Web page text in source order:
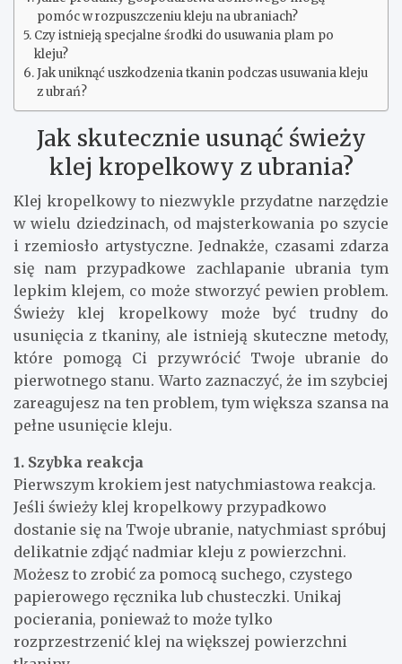
pomóc w rozpuszczeniu kleju na ubraniach?
Czy istnieją specjalne środki do usuwania plam po
kleju?
Jak uniknąć uszkodzenia tkanin podczas usuwania kleju
z ubrań?
Jak skutecznie usunąć świeży
klej kropelkowy z ubrania?
Klej kropelkowy to niezwykle przydatne narzędzie
w wielu dziedzinach, od majsterkowania po szycie
i rzemiosło artystyczne. Jednakże, czasami zdarza
się nam przypadkowe zachlapanie ubrania tym
lepkim klejem, co może stworzyć pewien problem.
Świeży klej kropelkowy może być trudny do
usunięcia z tkaniny, ale istnieją skuteczne metody,
które pomogą Ci przywrócić Twoje ubranie do
pierwotnego stanu. Warto zaznaczyć, że im szybciej
zareagujesz na ten problem, tym większa szansa na
pełne usunięcie kleju.
1. Szybka reakcja
Pierwszym krokiem jest natychmiastowa reakcja.
Jeśli świeży klej kropelkowy przypadkowo
dostanie się na Twoje ubranie, natychmiast spróbuj
delikatnie zdjąć nadmiar kleju z powierzchni.
Możesz to zrobić za pomocą suchego, czystego
papierowego ręcznika lub chusteczki. Unikaj
pocierania, ponieważ to może tylko
rozprzestrzenić klej na większej powierzchni